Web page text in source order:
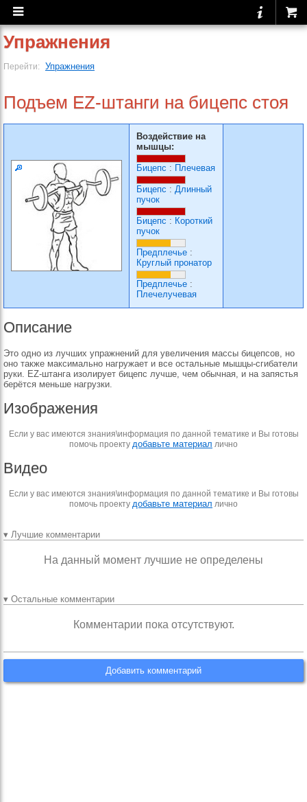
Упражнения
Перейти: Упражнения
Подъем EZ-штанги на бицепс стоя
Воздействие на
мышцы:
Бицепс : Плечевая
Бицепс : Длинный
пучок
Бицепс : Короткий
пучок
Предплечье :
Круглый пронатор
Предплечье :
Плечелучевая
Описание
Это одно из лучших упражнений для увеличения массы бицепсов, но
оно также максимально нагружает и все остальные мышцы-сгибатели
руки. ЕZ-штанга изолирует бицепс лучше, чем обычная, и на запястья
берётся меньше нагрузки.
Изображения
Если у вас имеются знания\информация по данной тематике и Вы готовы
помочь проекту добавьте материал лично
Видео
Если у вас имеются знания\информация по данной тематике и Вы готовы
помочь проекту добавьте материал лично
▾ Лучшие комментарии
На данный момент лучшие не определены
▾ Остальные комментарии
Комментарии пока отсутствуют.
Добавить комментарий